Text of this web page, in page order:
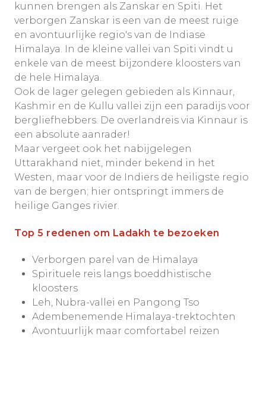
kunnen brengen als Zanskar en Spiti. Het
verborgen Zanskar is een van de meest ruige
en avontuurlijke regio's van de Indiase
Himalaya. In de kleine vallei van Spiti vindt u
enkele van de meest bijzondere kloosters van
de hele Himalaya.
Ook de lager gelegen gebieden als Kinnaur,
Kashmir en de Kullu vallei zijn een paradijs voor
bergliefhebbers. De overlandreis via Kinnaur is
een absolute aanrader!
Maar vergeet ook het nabijgelegen
Uttarakhand niet, minder bekend in het
Westen, maar voor de Indiers de heiligste regio
van de bergen; hier ontspringt immers de
heilige Ganges rivier.
Top 5 redenen om Ladakh te bezoeken
Verborgen parel van de Himalaya
Spirituele reis langs boeddhistische
kloosters
Leh, Nubra-vallei en Pangong Tso
Adembenemende Himalaya-trektochten
Avontuurlijk maar comfortabel reizen